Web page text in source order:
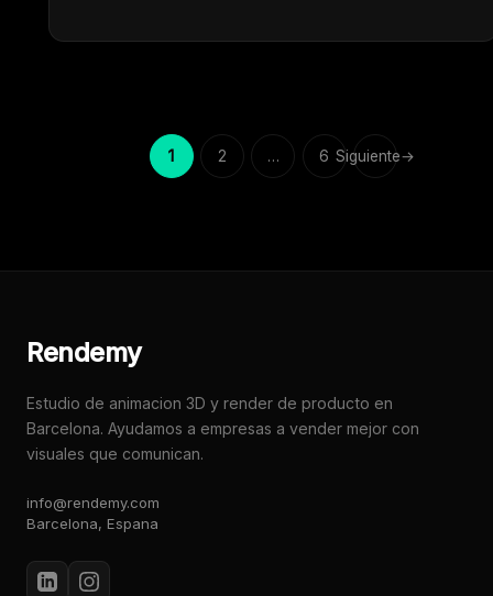
presentarlo en una feria, o usarlo para cerrar una
Página
1
Página
2 …
Página
6 Siguiente→
Rendemy
Estudio de animacion 3D y render de producto en
Barcelona. Ayudamos a empresas a vender mejor con
visuales que comunican.
info@rendemy.com
Barcelona, Espana